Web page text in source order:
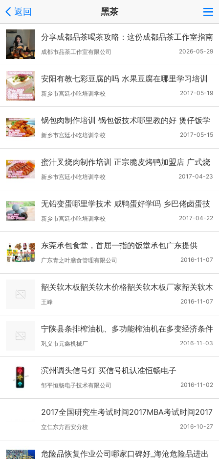
返回 黑茶
分享成都品茶喝茶攻略：这份成都品茶工作室指南
带你解锁新老茶趣
2026-05-29
成都市品茶工作室有限公司
安阳有教七彩豆腐的吗 水果豆腐在哪里学习培训
2017-05-19
新乡市宫廷小吃培训学校
锅包肉制作培训 锅包饭技术哪里教的好 煲仔饭学
习培训学校
2017-05-15
新乡市宫廷小吃培训学校
蜜汁叉烧肉制作培训 正宗脆皮烤鸭加盟店 广式烧
腊做法视频
2017-04-23
新乡市宫廷小吃培训学校
无铅变蛋哪里学技术 咸鸭蛋好学吗 乡巴佬卤蛋技
能学习
2017-04-22
新乡市宫廷小吃培训学校
东莞承包食堂，首屈一指的饭堂承包广东提供
2016-11-07
广东青之叶膳食管理有限公司
韶关软木板韶关软木价格韶关软木板厂家韶关软木
批发软木照片墙
2016-11-07
王峰
宁陕县条排榨油机、多功能榨油机在多变经济条件
下完美转型，科技工作先进单位
2016-11-03
巩义市元鑫机械厂
滨州调头信号灯 买信号机认准恒畅电子
2016-11-02
邹平恒畅电子技术有限公司
2017全国研究生考试时间2017MBA考试时间2017
MPACC考试时间MEM考试时间
2016-10-27
立仁东方西安分校
危险品恢复作业公司哪家口碑好_海沧危险品进出